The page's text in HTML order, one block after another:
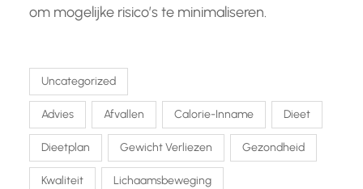
om mogelijke risico’s te minimaliseren.
Uncategorized
Advies Afvallen Calorie-Inname Dieet
Dieetplan Gewicht Verliezen Gezondheid
Kwaliteit Lichaamsbeweging